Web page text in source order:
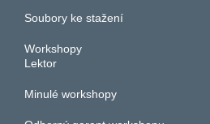
Soubory ke stažení
Workshopy
Lektor
Minulé workshopy